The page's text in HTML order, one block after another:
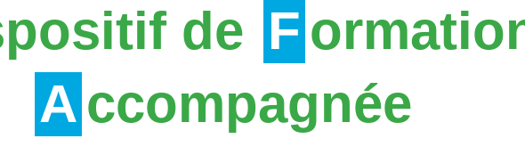
de F
Accompagnée